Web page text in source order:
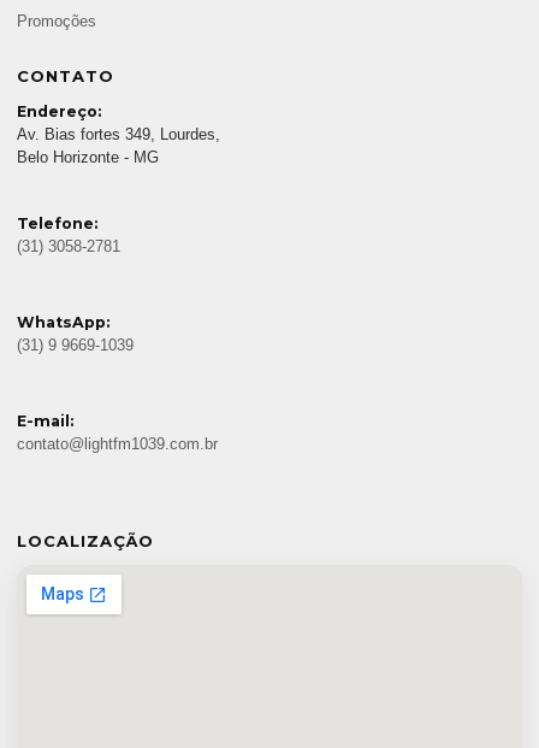
Promoções
CONTATO
Endereço:
Av. Bias fortes 349, Lourdes,
Belo Horizonte - MG
Telefone:
(31) 3058-2781
WhatsApp:
(31) 9 9669-1039
E-mail:
contato@lightfm1039.com.br
LOCALIZAÇÃO